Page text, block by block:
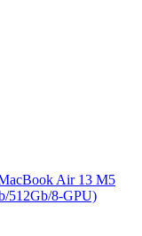
Air 13 M5
512Gb/8-GPU)